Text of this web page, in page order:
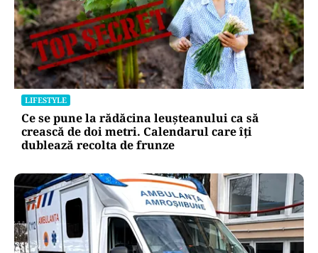
LIFESTYLE
Ce se pune la rădăcina leușteanului ca să
crească de doi metri. Calendarul care îți
dublează recolta de frunze